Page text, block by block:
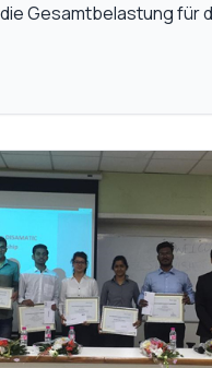
Gesamtbelastung für